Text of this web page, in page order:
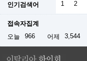
인기검색어 1 2
접속자집계
오늘 966 어제 3,544